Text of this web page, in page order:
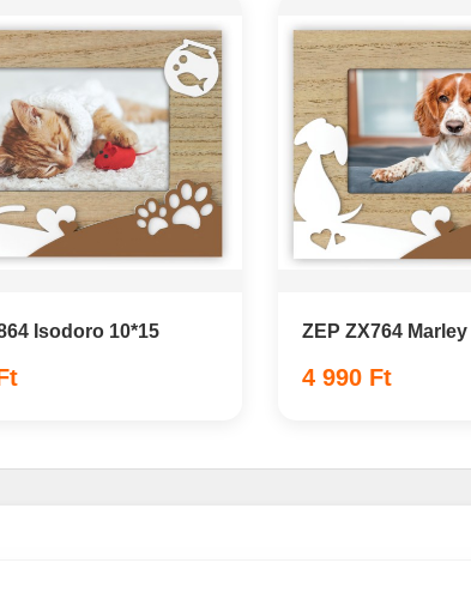
Isodoro 10*15 ZEP ZX764 Marley
4 990 Ft